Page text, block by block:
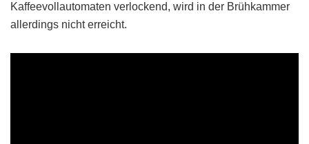
Kaffeevollautomaten verlockend, wird in der Brühkammer
allerdings nicht erreicht.